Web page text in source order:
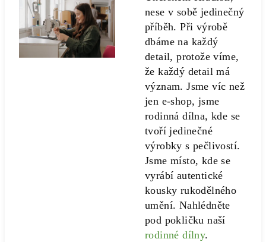
nese v sobě jedinečný
příběh. Při výrobě
dbáme na každý
detail, protože víme,
že každý detail má
význam. Jsme víc než
jen e-shop, jsme
rodinná dílna, kde se
tvoří jedinečné
výrobky s pečlivostí.
Jsme místo, kde se
vyrábí autentické
kousky rukodělného
umění. Nahlédněte
pod pokličku naší
rodinné dílny.